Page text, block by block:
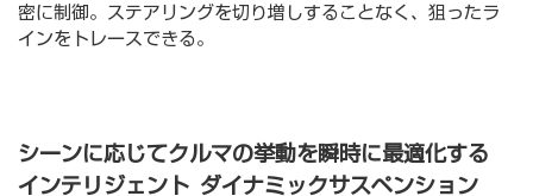
密に制御。ステアリングを切り増しすることなく、狙ったラ
インをトレースできる。
シーンに応じてクルマの挙動を瞬時に最適化する
インテリジェント ダイナミックサスペンション